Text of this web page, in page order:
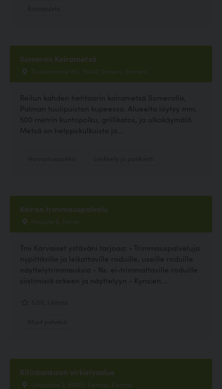
Someron Koirametsä
Tuulivoimatie 160, 31400 Somero, Somero
Reilun kahden hehtaarin koirametsä Somerolla,
Palman tuulipuiston kupeessa. Alueelta löytyy mm.
500 metrin kuntopolku, grillikatos, ja ulkokäymälä.
Metsä on helppokulkuista ja...
Koiran trimmauspalvelu
Harjutie 6, Tornio
Tmi Karvaiset ystäväni tarjoaa: - Trimmauspalveluja
nypittäville ja leikattaville roduille, useille roduille
näyttelytrimmauksia - Ns. ei-trimmattaville roduille
siistimisiä arkeen ja näyttelyyn - Kynsien...
Kitinkankaan virkistysalue
Liikuntatie 2, 69100, Kannus, Kannus